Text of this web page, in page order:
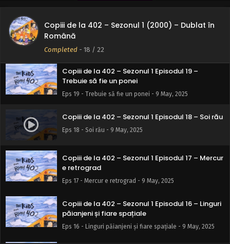
Copiii de la 402 – Sezonul 1 (2000) – Dublat în
Română
Completed - 18 / 22
Copiii de la 402 – Sezonul 1 Episodul 20 – Puiuțul
doamnei McCoy
Eps 20 - Puiuțul doamnei McCoy - 9 May, 2025
Copiii de la 402 – Sezonul 1 Episodul 19 –
Trebuie să fie un ponei
Eps 19 - Trebuie să fie un ponei - 9 May, 2025
Copiii de la 402 – Sezonul 1 Episodul 18 – Soi rău
Eps 18 - Soi rău - 9 May, 2025
Copiii de la 402 – Sezonul 1 Episodul 17 – Mercur
e retrograd
Eps 17 - Mercur e retrograd - 9 May, 2025
Copiii de la 402 – Sezonul 1 Episodul 16 – Linguri
păianjeni și fiare spațiale
Eps 16 - Linguri păianjeni și fiare spațiale - 9 May, 2025